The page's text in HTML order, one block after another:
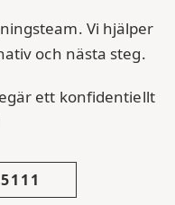
Vi hjälper
och nästa steg.
ett konfidentiellt